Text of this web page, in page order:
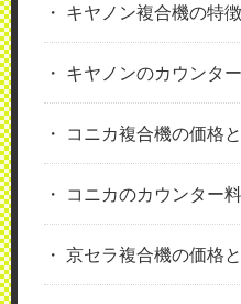
キヤノン複合機の特徴
キヤノンのカウンタ
コニカ複合機の価格
コニカのカウンター
京セラ複合機の価格